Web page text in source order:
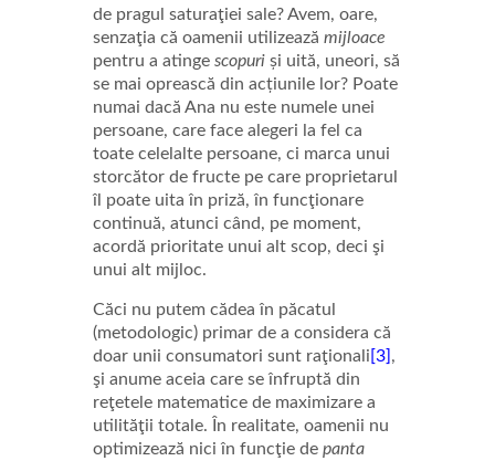
de pragul saturaţiei sale? Avem, oare,
senzaţia că oamenii utilizează mijloace
pentru a atinge scopuri și uită, uneori, să
se mai oprească din acțiunile lor? Poate
numai dacă Ana nu este numele unei
persoane, care face alegeri la fel ca
toate celelalte persoane, ci marca unui
storcător de fructe pe care proprietarul
îl poate uita în priză, în funcţionare
continuă, atunci când, pe moment,
acordă prioritate unui alt scop, deci şi
unui alt mijloc.
Căci nu putem cădea în păcatul
(metodologic) primar de a considera că
doar unii consumatori sunt raţionali[3],
şi anume aceia care se înfruptă din
reţetele matematice de maximizare a
utilităţii totale. În realitate, oamenii nu
optimizează nici în funcţie de panta